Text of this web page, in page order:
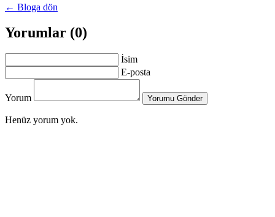
← Bloga dön
Yorumlar (0)
İsim
E-posta
Yorum Yorumu Gönder
Henüz yorum yok.